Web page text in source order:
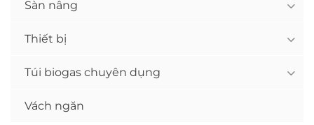
Sàn nâng
Thiết bị
Túi biogas chuyên dụng
Vách ngăn